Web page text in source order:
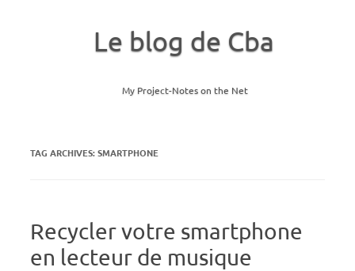
Le blog de Cba
My Project-Notes on the Net
TAG ARCHIVES:SMARTPHONE
Recycler votre smartphone
en lecteur de musique